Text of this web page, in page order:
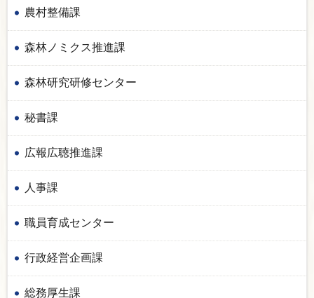
農村整備課
森林ノミクス推進課
森林研究研修センター
秘書課
広報広聴推進課
人事課
職員育成センター
行政経営企画課
総務厚生課